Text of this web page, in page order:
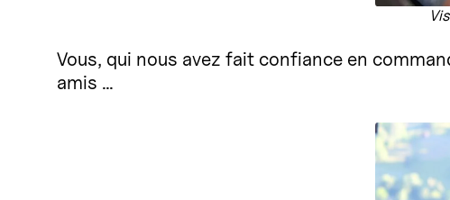
Vous, qui nous avez fait confiance en
amis …